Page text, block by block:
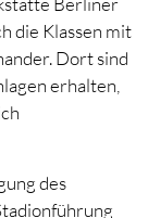
die Klassen mit
Dort sind
erhalten,
des